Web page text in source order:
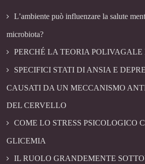
L’ambiente può influenzare la salute
microbiota?
PERCHÉ LA TEORIA POLIVAGALE
SPECIFICI STATI DI ANSIA E
CAUSATI DA UN MECCANISMO
DEL CERVELLO
COME LO STRESS PSICOLOGICO
GLICEMIA
IL RUOLO GRANDEMENTE